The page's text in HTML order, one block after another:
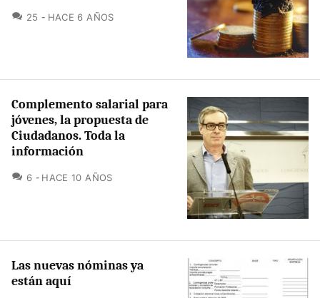
25 COMENTARIOS
HACE 6 AÑOS
Complemento salarial para
jóvenes, la propuesta de
Ciudadanos. Toda la
información
6 COMENTARIOS
HACE 10 AÑOS
Las nuevas nóminas ya
están aquí